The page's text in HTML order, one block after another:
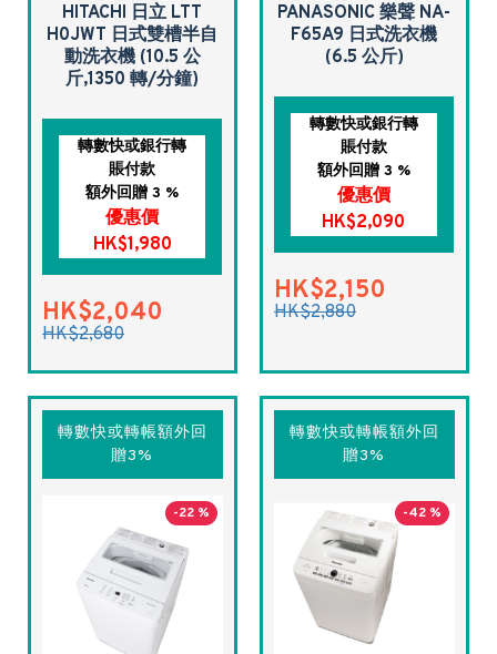
HITACHI 日立 LTT
H0JWT 日式雙槽半自
動洗衣機 (10.5 公
斤,1350 轉/分鐘)
轉數快或銀行轉
賬付款
額外回贈 3 %
優惠價
HK$1,980
HK$2,040
HK$2,680
PANASONIC 樂聲 NA-
F65A9 日式洗衣機
(6.5 公斤)
轉數快或銀行轉
賬付款
額外回贈 3 %
優惠價
HK$2,090
HK$2,150
HK$2,880
轉數快或轉帳額外回
贈3%
-22 %
轉數快或轉帳額外回
贈3%
-42 %